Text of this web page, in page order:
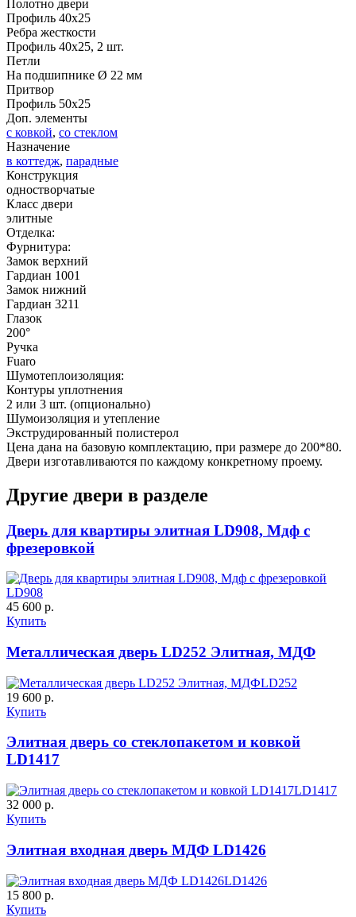
Д-37 Н
ДНТ
ДУБ БЕЛЁНЫЙ ДЗП
К-10 60
К-11 С
C57
C61 C62
C63 C64
C65 C66
Полотно двери
Профиль 40х25
Ребра жесткости
Профиль 40х25, 2 шт.
Петли
На подшипнике Ø 22 мм
Притвор
Профиль 50х25
Доп. элементы
с ковкой, со стеклом
Назначение
в коттедж, парадные
Конструкция
одностворчатые
Класс двери
элитные
Отделка:
Фурнитура:
Замок верхний
Гардиан 1001
Замок нижний
Гардиан 3211
Глазок
200°
Ручка
Fuaro
Шумотеплоизоляция:
Контуры уплотнения
2 или 3 шт. (опционально)
Шумоизоляция и утепление
Экструдированный полистерол
Цена дана на базовую комплектацию, при размере до 200*80.
Двери изготавливаются по каждому конкретному проему.
Другие двери в разделе
Дверь для квартиры элитная LD908, Мдф с
фрезеровкой
LD908
45 600 р.
Купить
Металлическая дверь LD252 Элитная, МДФ
LD252
19 600 р.
Купить
Элитная дверь со стеклопакетом и ковкой
LD1417
LD1417
32 000 р.
Купить
Элитная входная дверь МДФ LD1426
LD1426
15 800 р.
Купить